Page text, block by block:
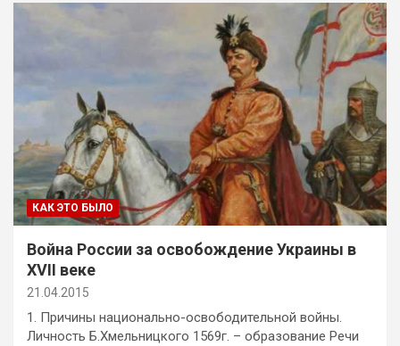
КАК ЭТО БЫЛО
Война России за освобождение Украины в
XVII веке
21.04.2015
1. Причины национально-освободительной войны.
Личность Б.Хмельницкого 1569г. – образование Речи